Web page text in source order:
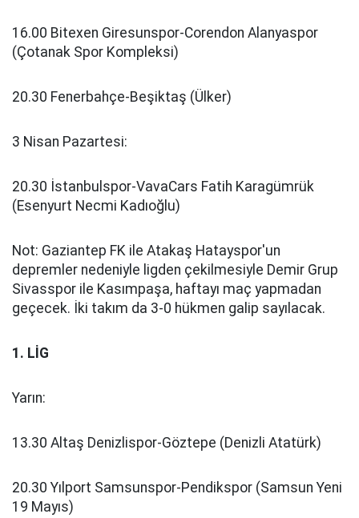
16.00 Bitexen Giresunspor-Corendon Alanyaspor
(Çotanak Spor Kompleksi)
20.30 Fenerbahçe-Beşiktaş (Ülker)
3 Nisan Pazartesi:
20.30 İstanbulspor-VavaCars Fatih Karagümrük
(Esenyurt Necmi Kadıoğlu)
Not: Gaziantep FK ile Atakaş Hatayspor'un
depremler nedeniyle ligden çekilmesiyle Demir Grup
Sivasspor ile Kasımpaşa, haftayı maç yapmadan
geçecek. İki takım da 3-0 hükmen galip sayılacak.
1. LİG
Yarın:
13.30 Altaş Denizlispor-Göztepe (Denizli Atatürk)
20.30 Yılport Samsunspor-Pendikspor (Samsun Yeni
19 Mayıs)